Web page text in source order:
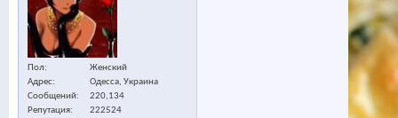
Пол
Женский
Адрес
Одесса, Украина
Сообщений
220,134
Репутация
222524